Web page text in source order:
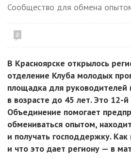
Сообщество для обмена
2
В Красноярске открылось
отделение Клуба молодых
площадка для руководителей
в возрасте до 45 лет. Это 12-
Объединение помогает
обмениваться опытом,
и получать господдержку.
и что это дает региону — в